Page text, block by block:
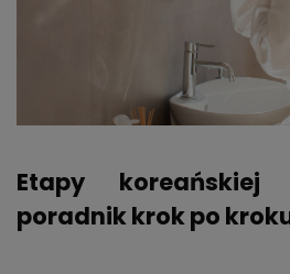
Etapy
poradnik krok po